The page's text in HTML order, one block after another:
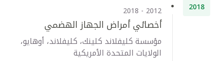
2018
2012 - 2018
أخصائي أمراض الجهاز الهضمي
مؤسسة كليفلاند كلينك، كليفلاند، أوهايو،
الولايات المتحدة الأمريكية